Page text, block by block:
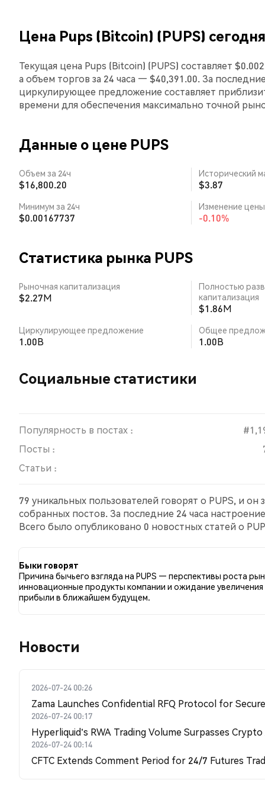
Цена Pups (Bitcoin) (PUPS) сегодня
Текущая цена Pups (Bitcoin) (PUPS) составляет
а объем торгов за 24 часа — $40,391.00. За
циркулирующее предложение составляет
времени для обеспечения максимально точной
Данные о цене PUPS
Объем за 24ч
$16,800.20
Исторический
$3.87
Минимум за 24ч
$0.00167737
Изменение цены
-0.10%
Статистика рынка PUPS
Рыночная капитализация
$2.27M
Полностью
капитализация
$1.86M
Циркулирующее предложение
1.00B
Общее
1.00B
Социальные статистики
Популярность в постах :
Посты :
Статьи :
79 уникальных пользователей говорят о PUPS, и
собранных постов. За последние 24 часа
Всего было опубликовано 0 новостных статей о
Быки говорят
Причина бычьего взгляда на PUPS — перспективы роста
инновационные продукты компании и ожидание увеличения
прибыли в ближайшем будущем.
Новости
2026-07-24 00:26
Zama Launches Confidential RFQ Protocol for
2026-07-24 00:17
Hyperliquid's RWA Trading Volume Surpasses
2026-07-24 00:14
CFTC Extends Comment Period for 24/7 Futures